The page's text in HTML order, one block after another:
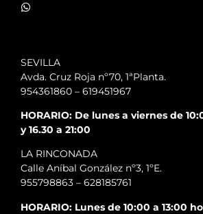
SEVILLA
Avda. Cruz Roja nº70, 1ªPlanta.
954361860 – 619451967
HORARIO: De lunes a viernes de
y 16.30 a 21:00
LA RINCONADA
Calle Aníbal González nº3, 1ºE.
955798863 – 628185761
HORARIO: Lunes de 10:00 a 13:00